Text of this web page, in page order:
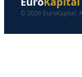
© 2026 EuroKapital.